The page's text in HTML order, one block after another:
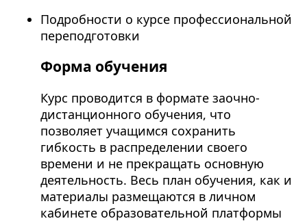
Подробности о курсе профессиональной
переподготовки
Форма обучения
Курс проводится в формате заочно-
дистанционного обучения, что
позволяет учащимся сохранить
гибкость в распределении своего
времени и не прекращать основную
деятельность. Весь план обучения, как и
материалы размещаются в личном
кабинете образовательной платформы